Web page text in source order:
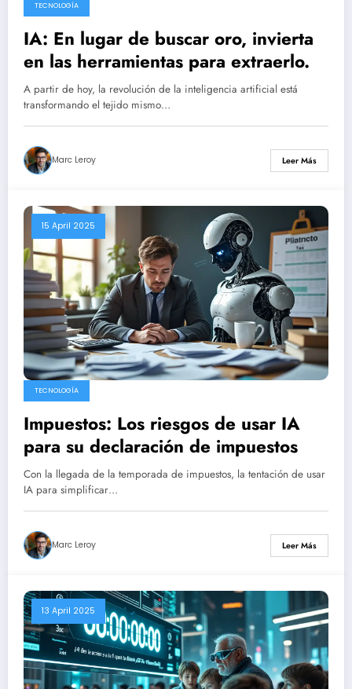
17 April 2025
TECNOLOGÍA
IA: En lugar de buscar oro, invierta
en las herramientas para extraerlo.
A partir de hoy, la revolución de la inteligencia artificial está
transformando el tejido mismo…
Marc Leroy Leer Más
15 April 2025
TECNOLOGÍA
Impuestos: Los riesgos de usar IA
para su declaración de impuestos
Con la llegada de la temporada de impuestos, la tentación de usar
IA para simplificar…
Marc Leroy Leer Más
13 April 2025